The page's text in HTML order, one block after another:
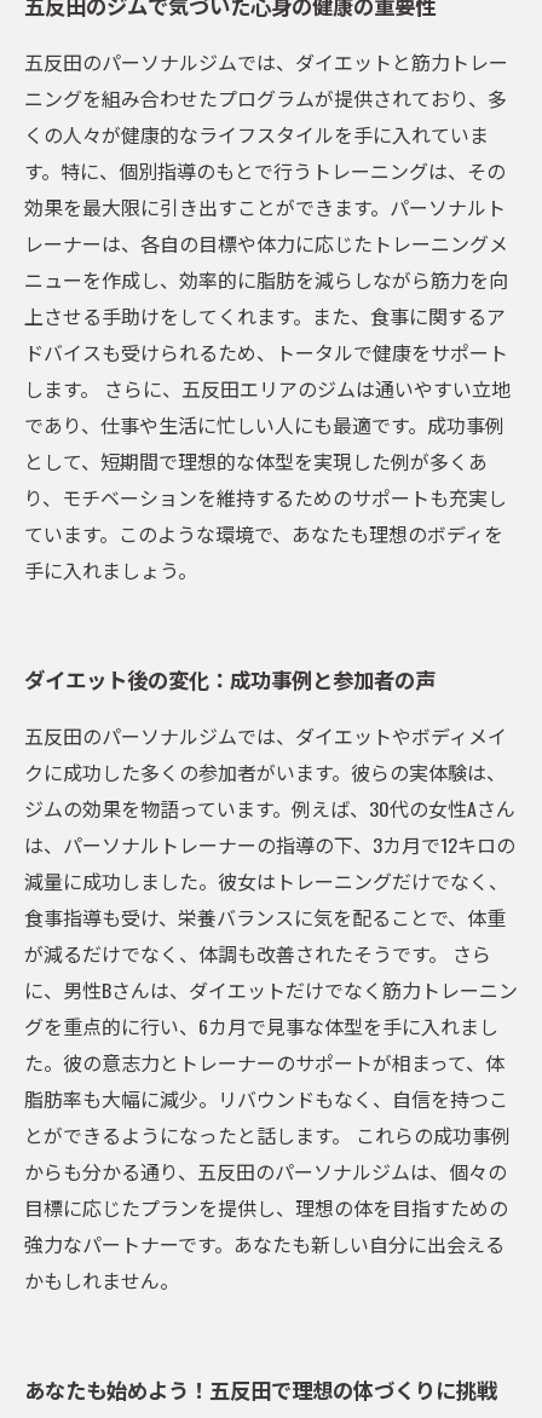
五反田のパーソナルジムでは、ダイエットと筋力トレー
ニングを組み合わせたプログラムが提供されており、多
くの人々が健康的なライフスタイルを手に入れていま
す。特に、個別指導のもとで行うトレーニングは、その
効果を最大限に引き出すことができます。パーソナルト
レーナーは、各自の目標や体力に応じたトレーニングメ
ニューを作成し、効率的に脂肪を減らしながら筋力を向
上させる手助けをしてくれます。また、食事に関するア
ドバイスも受けられるため、トータルで健康をサポート
します。 さらに、五反田エリアのジムは通いやすい立地
であり、仕事や生活に忙しい人にも最適です。成功事例
として、短期間で理想的な体型を実現した例が多くあ
り、モチベーションを維持するためのサポートも充実し
ています。このような環境で、あなたも理想のボディを
手に入れましょう。
ダイエット後の変化：成功事例と参加者の声
五反田のパーソナルジムでは、ダイエットやボディメイ
クに成功した多くの参加者がいます。彼らの実体験は、
ジムの効果を物語っています。例えば、30代の女性Aさん
は、パーソナルトレーナーの指導の下、3カ月で12キロの
減量に成功しました。彼女はトレーニングだけでなく、
食事指導も受け、栄養バランスに気を配ることで、体重
が減るだけでなく、体調も改善されたそうです。 さら
に、男性Bさんは、ダイエットだけでなく筋力トレーニン
グを重点的に行い、6カ月で見事な体型を手に入れまし
た。彼の意志力とトレーナーのサポートが相まって、体
脂肪率も大幅に減少。リバウンドもなく、自信を持つこ
とができるようになったと話します。 これらの成功事例
からも分かる通り、五反田のパーソナルジムは、個々の
目標に応じたプランを提供し、理想の体を目指すための
強力なパートナーです。あなたも新しい自分に出会える
かもしれません。
あなたも始めよう！五反田で理想の体づくりに挑戦